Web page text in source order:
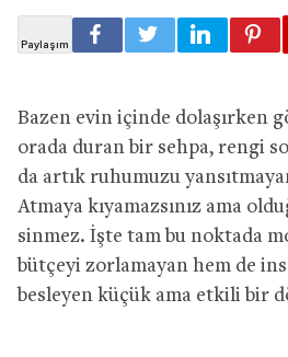
Bazen evin içinde dolaşırken
orada duran bir sehpa, rengi
da artık ruhumuzu
Atmaya kıyamazsınız ama
sinmez. İşte tam bu noktada
bütçeyi zorlamayan hem de
besleyen küçük ama etkili bir